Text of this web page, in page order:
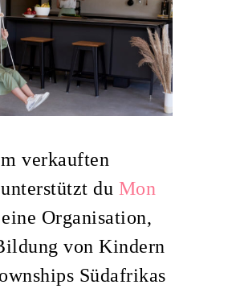
verkauften
du Mon
Organisation,
von Kindern
Südafrikas